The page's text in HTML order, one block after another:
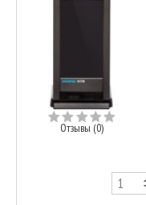
Отзывы (0)